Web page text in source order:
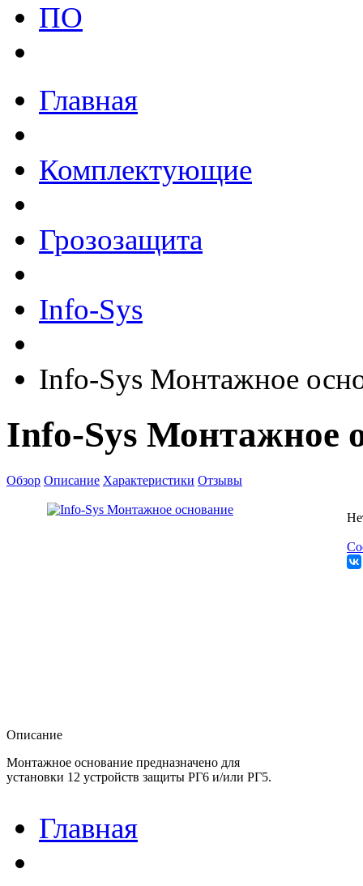
ПО
Главная
Комплектующие
Грозозащита
Info-Sys
Info-Sys Монтажное
Info-Sys Монтажное
Обзор Описание Характеристики Отзывы
Описание
Монтажное основание предназначено для
установки 12 устройств защиты РГ6 и/или РГ5.
Главная